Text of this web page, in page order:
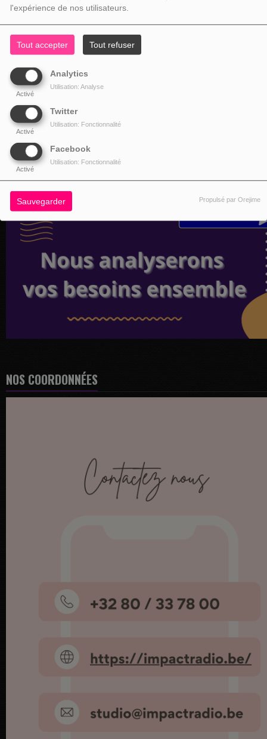
l'expérience de nos utilisateurs.
Tout accepter Tout refuser
Analytics
Activé
Utilisation: Analyse
Twitter
Activé
Utilisation: Fonctionnalité
Facebook
Activé
Utilisation: Fonctionnalité
Sauvegarder Propulsé par Orejime
NOS COORDONNÉES